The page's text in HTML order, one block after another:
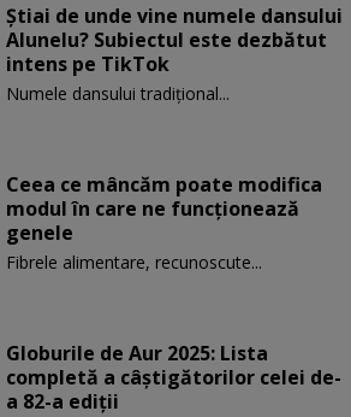
Știai de unde vine numele dansului
Alunelu? Subiectul este dezbătut
intens pe TikTok
Numele dansului tradițional...
Ceea ce mâncăm poate modifica
modul în care ne funcţionează
genele
Fibrele alimentare, recunoscute...
Globurile de Aur 2025: Lista
completă a câștigătorilor celei de-
a 82-a ediții